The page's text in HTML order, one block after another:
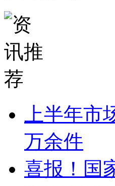
上半年
万余件
喜报！国